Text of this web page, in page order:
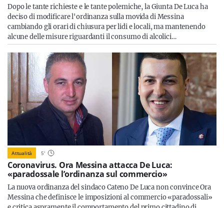
Dopo le tante richieste e le tante polemiche, la Giunta De Luca ha
deciso di modificare l'ordinanza sulla movida di Messina
cambiando gli orari di chiusura per lidi e locali, ma mantenendo
alcune delle misure riguardanti il consumo di alcolici…
Attualità 5'
Coronavirus. Ora Messina attacca De Luca:
«paradossale l’ordinanza sul commercio»
La nuova ordinanza del sindaco Cateno De Luca non convince Ora
Messina che definisce le imposizioni al commercio «paradossali»